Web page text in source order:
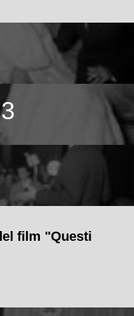
film "Questi